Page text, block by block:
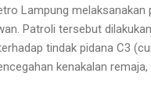
Lampung melaksanakan
Patroli tersebut
tindak pidana C3
kenakalan remaja,